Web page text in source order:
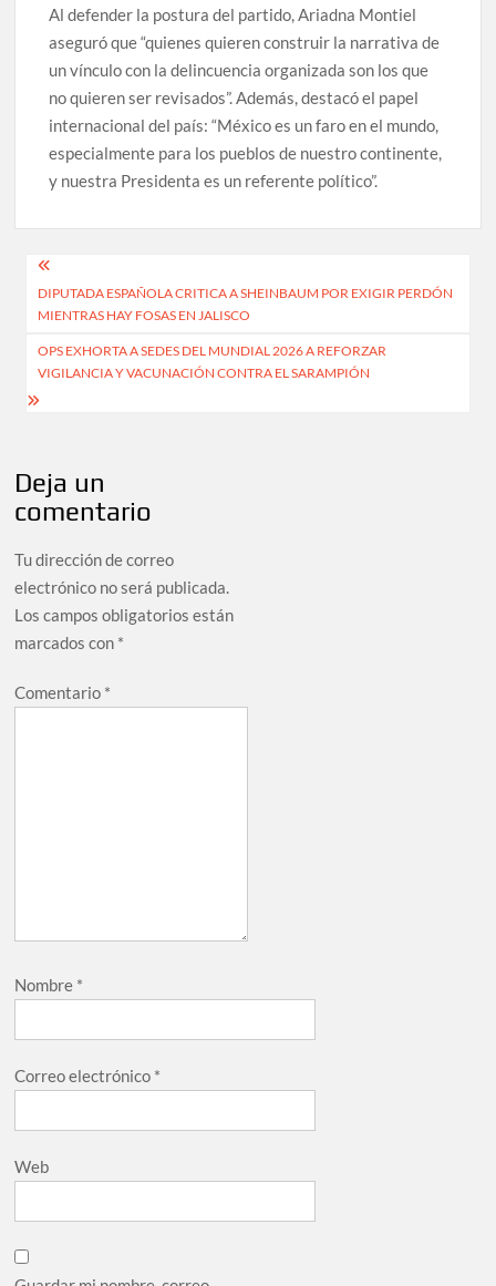
Al defender la postura del partido, Ariadna Montiel
aseguró que “quienes quieren construir la narrativa de
un vínculo con la delincuencia organizada son los que
no quieren ser revisados”. Además, destacó el papel
internacional del país: “México es un faro en el mundo,
especialmente para los pueblos de nuestro continente,
y nuestra Presidenta es un referente político”.
Navegación
de
entradas
DIPUTADA ESPAÑOLA CRITICA A SHEINBAUM POR EXIGIR PERDÓN
MIENTRAS HAY FOSAS EN JALISCO
OPS EXHORTA A SEDES DEL MUNDIAL 2026 A REFORZAR
VIGILANCIA Y VACUNACIÓN CONTRA EL SARAMPIÓN
Deja un
comentario
Tu dirección de correo
electrónico no será publicada.
Los campos obligatorios están
marcados con *
Comentario *
Nombre *
Correo electrónico *
Web